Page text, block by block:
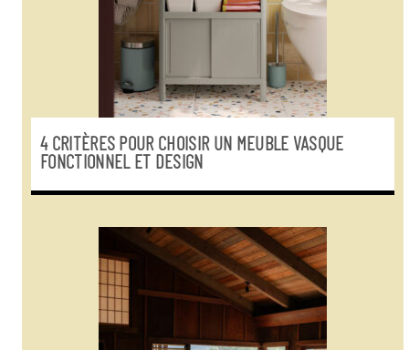
4 CRITÈRES POUR CHOISIR UN MEUBLE VASQUE
FONCTIONNEL ET DESIGN